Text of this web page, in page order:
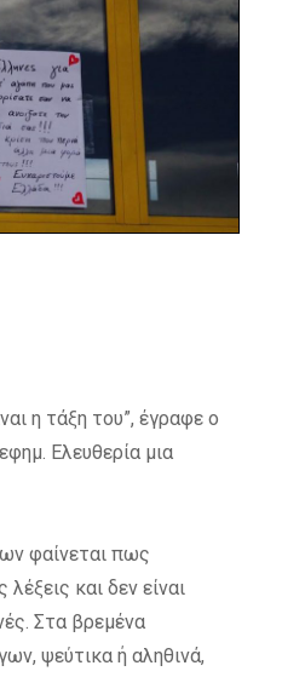
η τάξη του”, έγραφε ο
Ελευθερία μια
φαίνεται πως
και δεν είναι
Στα βρεμένα
ψεύτικα ή αληθινά,